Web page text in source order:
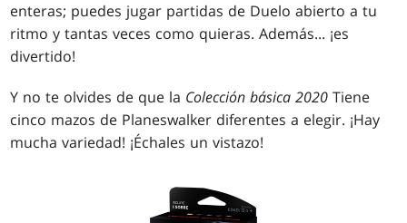
enteras; puedes jugar partidas de Duelo abierto a tu
ritmo y tantas veces como quieras. Además... ¡es
divertido!
Y no te olvides de que la Colección básica 2020 Tiene
cinco mazos de Planeswalker diferentes a elegir. ¡Hay
mucha variedad! ¡Échales un vistazo!